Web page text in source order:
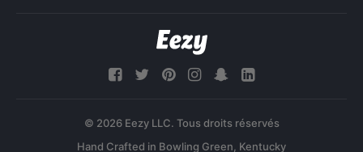
© 2026 Eezy LLC. Tous droits réservés